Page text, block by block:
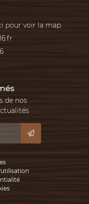
pour voir la map.
de nos